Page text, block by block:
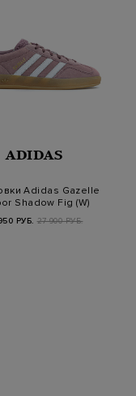
ADIDAS
Adidas Gazelle
Shadow Fig (W)
РУБ. 27 900 РУБ.